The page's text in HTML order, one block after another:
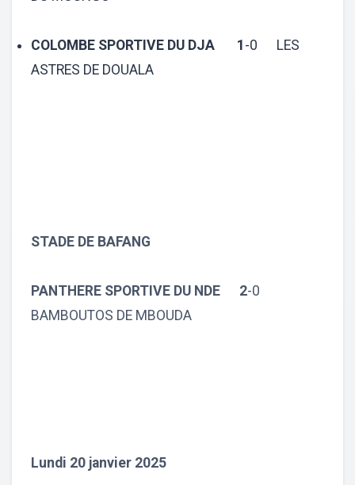
COLOMBE SPORTIVE DU DJA 1 -0 LES
ASTRES DE DOUALA
STADE DE BAFANG
PANTHERE SPORTIVE DU NDE 2-0
BAMBOUTOS DE MBOUDA
Lundi 20 janvier 2025